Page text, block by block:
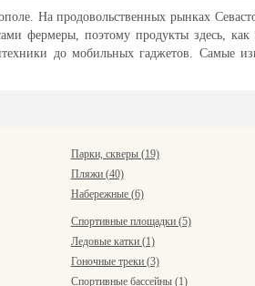
На продовольственных рынках
фермеры, поэтому продукты здесь,
до мобильных гаджетов. Самые
Парки, скверы (19)
Пляжи (40)
Набережные (6)
Спортивные площадки (5)
Ледовые катки (1)
Гоночные треки (3)
Спортивные бассейны (1)